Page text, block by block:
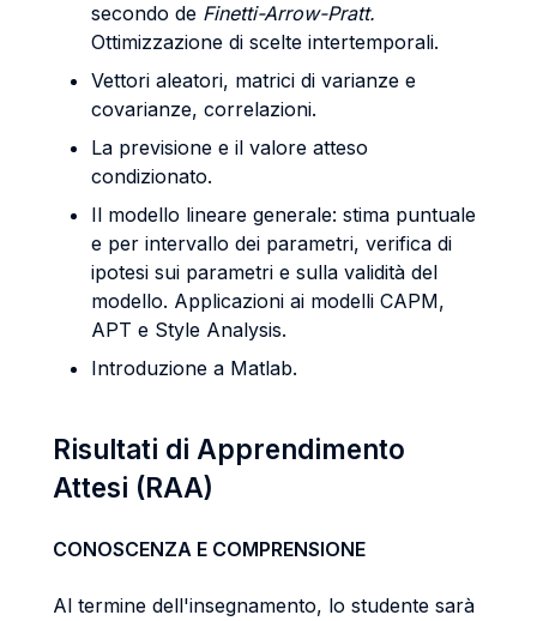
secondo de Finetti-Arrow-Pratt.
Ottimizzazione di scelte intertemporali.
Vettori aleatori, matrici di varianze e
covarianze, correlazioni.
La previsione e il valore atteso
condizionato.
Il modello lineare generale: stima puntuale
e per intervallo dei parametri, verifica di
ipotesi sui parametri e sulla validità del
modello. Applicazioni ai modelli CAPM,
APT e Style Analysis.
Introduzione a Matlab.
Risultati di Apprendimento
Attesi (RAA)
CONOSCENZA E COMPRENSIONE
Al termine dell'insegnamento, lo studente sarà